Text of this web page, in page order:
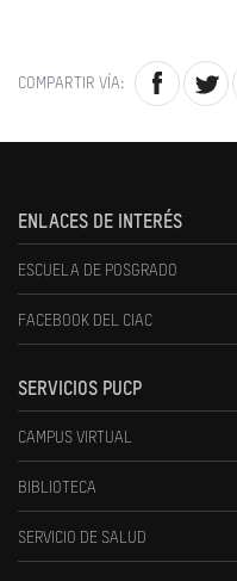
COMPARTIR VÍA:
ENLACES DE INTERÉS
ESCUELA DE POSGRADO
FACEBOOK DEL CIAC
SERVICIOS PUCP
CAMPUS VIRTUAL
BIBLIOTECA
SERVICIO DE SALUD